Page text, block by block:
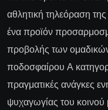
αθλητική τηλεόραση
ένα προϊόν
προβολής των
ποδοσφαίρου Α
πραγματικές ανάγκες
ψυχαγωγίας του κοινού